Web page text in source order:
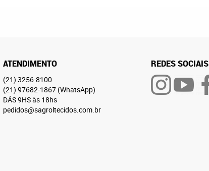
ATENDIMENTO
(21) 3256-8100
(21) 97682-1867 (WhatsApp)
DÁS 9HS às 18hs
pedidos@sagroltecidos.com.br
REDES SOCIAIS